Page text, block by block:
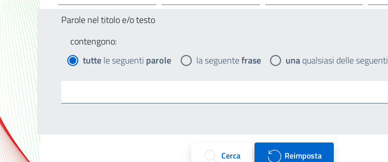
Parole nel titolo e/o testo
contengono:
tuttele seguenti parole la seguentefrase unaqualsiasi delle seguenti
Cerca Reimposta